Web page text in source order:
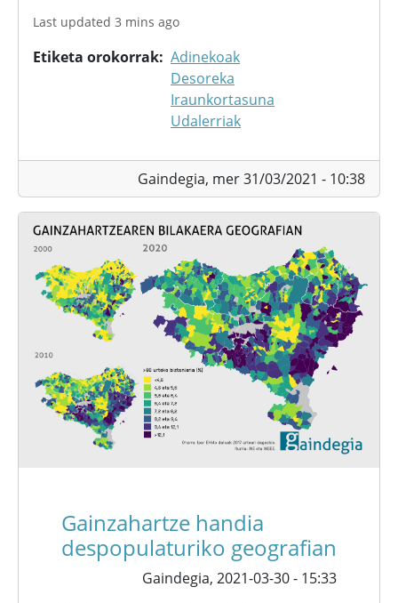
Last updated 3 mins ago
Etiketa orokorrak Adinekoak
Desoreka
Iraunkortasuna
Udalerriak
Gaindegia, mer 31/03/2021 - 10:38
Gainzahartze handia
despopulaturiko geografian
Gaindegia, 2021-03-30 - 15:33